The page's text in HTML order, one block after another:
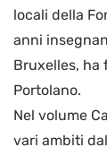
locali della
anni
Bruxelles, ha
Portolano.
Nel volume
vari ambiti